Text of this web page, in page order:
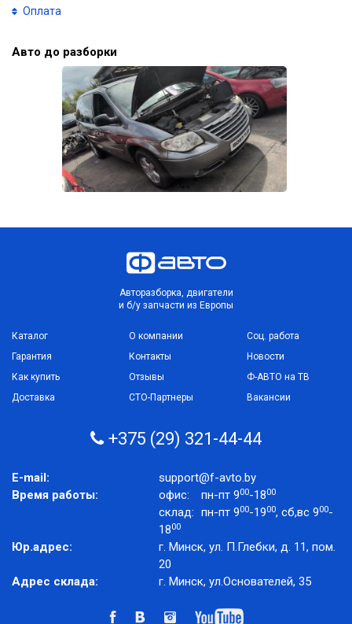
Оплата
Авто до разборки
Авторазборка, двигатели
и б/у запчасти из Европы
Каталог
Гарантия
Как купить
Доставка
О компании
Контакты
Отзывы
СТО-Партнеры
Соц. работа
Новости
Ф-АВТО на ТВ
Вакансии
+375 (29) 321-44-44
E-mail:
support@f-avto.by
Время работы:
офис: пн-пт 900-1800
склад: пн-пт 900-1900, сб,вс 900-
1800
Юр.адрес:
г. Минск, ул. П.Глебки, д. 11, пом.
20
Адрес склада:
г. Минск, ул.Основателей, 35